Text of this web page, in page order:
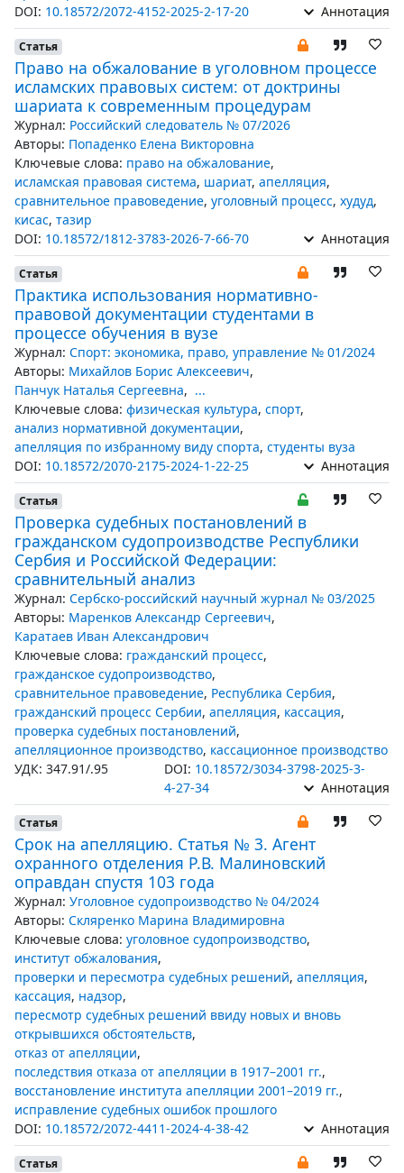
DOI: 10.18572/2072-4152-2025-2-17-20 Аннотация
Статья
Право на обжалование в уголовном процессе
исламских правовых систем: от доктрины
шариата к современным процедурам
Журнал: Российский следователь № 07/2026
Авторы: Попаденко Елена Викторовна
Ключевые слова: право на обжалование,
исламская правовая система, шариат, апелляция,
сравнительное правоведение, уголовный процесс, худуд,
кисас, тазир
DOI: 10.18572/1812-3783-2026-7-66-70 Аннотация
Статья
Практика использования нормативно-
правовой документации студентами в
процессе обучения в вузе
Журнал: Спорт: экономика, право, управление № 01/2024
Авторы: Михайлов Борис Алексеевич,
Панчук Наталья Сергеевна, ...
Ключевые слова: физическая культура, спорт,
анализ нормативной документации,
апелляция по избранному виду спорта, студенты вуза
DOI: 10.18572/2070-2175-2024-1-22-25 Аннотация
Статья
Проверка судебных постановлений в
гражданском судопроизводстве Республики
Сербия и Российской Федерации:
сравнительный анализ
Журнал: Сербско-российский научный журнал № 03/2025
Авторы: Маренков Александр Сергеевич,
Каратаев Иван Александрович
Ключевые слова: гражданский процесс,
гражданское судопроизводство,
сравнительное правоведение, Республика Сербия,
гражданский процесс Сербии, апелляция, кассация,
проверка судебных постановлений,
апелляционное производство, кассационное производство
УДК: 347.91/.95
DOI: 10.18572/3034-3798-2025-3-
4-27-34
Аннотация
Статья
Срок на апелляцию. Статья № 3. Агент
охранного отделения Р.В. Малиновский
оправдан спустя 103 года
Журнал: Уголовное судопроизводство № 04/2024
Авторы: Скляренко Марина Владимировна
Ключевые слова: уголовное судопроизводство,
институт обжалования,
проверки и пересмотра судебных решений, апелляция,
кассация, надзор,
пересмотр судебных решений ввиду новых и вновь
открывшихся обстоятельств,
отказ от апелляции,
последствия отказа от апелляции в 1917–2001 гг.,
восстановление института апелляции 2001–2019 гг.,
исправление судебных ошибок прошлого
DOI: 10.18572/2072-4411-2024-4-38-42 Аннотация
Статья